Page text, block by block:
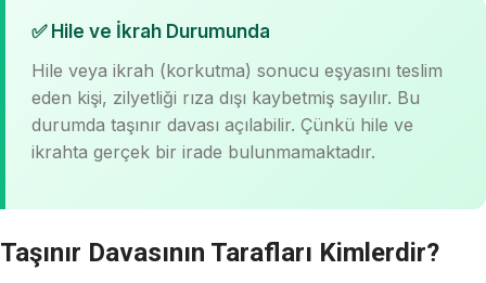
✅ Hile ve İkrah Durumunda
Hile veya ikrah (korkutma) sonucu eşyasını teslim
eden kişi, zilyetliği rıza dışı kaybetmiş sayılır. Bu
durumda taşınır davası açılabilir. Çünkü hile ve
ikrahta gerçek bir irade bulunmamaktadır.
Taşınır Davasının Tarafları Kimlerdir?